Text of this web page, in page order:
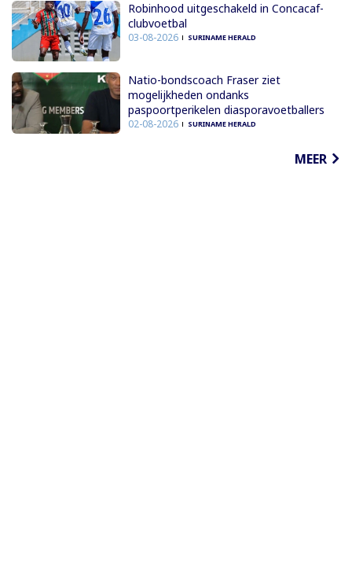
Robinhood uitgeschakeld in Concacaf-
clubvoetbal
03-08-2026 SURINAME HERALD
Natio-bondscoach Fraser ziet
mogelijkheden ondanks
paspoortperikelen diasporavoetballers
02-08-2026 SURINAME HERALD
MEER